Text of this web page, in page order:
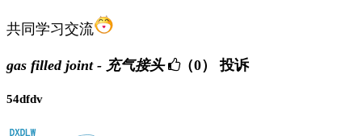
共同学习交流
gas filled joint - 充气接头 （0） 投诉
54dfdv